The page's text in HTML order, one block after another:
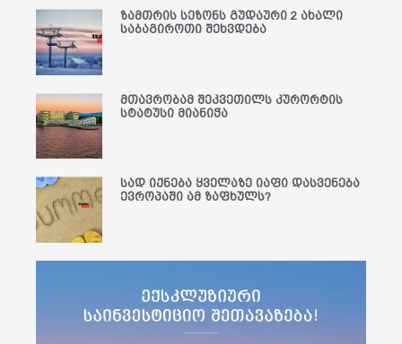
ზამთრის სეზონს გუდაური 2 ახალი
საბაგიროთი შეხვდება
მთავრობამ შეკვეთილს კურორტის
სტატუსი მიანიჭა
სად იქნება ყველაზე იაფი დასვენება
ევროპაში ამ ზაფხულს?